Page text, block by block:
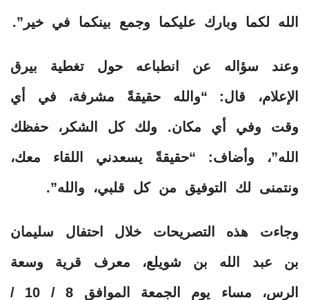
الله لكما وبارك عليكما وجمع بينكما في خير”.
وعند سؤاله عن انطباعه حول تغطية بيرق
الإعلام، قال: “والله حقيقةً مشرفة، في أي
وقت وفي أي مكان. ولك كل الشكر، حفظك
الله”، وأضاف: “حقيقةً يسعدني اللقاء معك،
ونتمنى لك التوفيق من كل قلبي، والله”.
وجاءت هذه التصريحات خلال احتفال سليمان
بن عبد الله بن شويلع، معرف قرية وسعة
الرس، مساء يوم الجمعة الموافق 8 / 10 /